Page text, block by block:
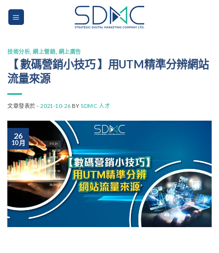
技術分析 ,網上營銷 網上廣告
【 數碼營銷小技巧 】用UTM精準分辨網站
流量來源
文章發表於 - 2021-10-26 BY SDMC 人才
26
10 月